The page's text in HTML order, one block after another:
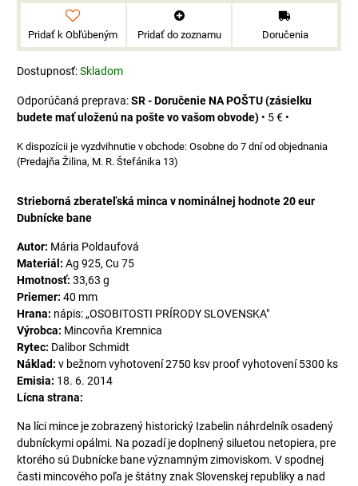
Pridať k Obľúbeným Pridať do zoznamu Doručenia
Dostupnosť:Skladom
SR - Doručenie NA POŠTU (zásielku
budete mať uloženú na pošte vo vašom obvode) • 5 € •
Osobne do 7 dní od objednania
(Predajňa Žilina, M. R. Štefánika 13)
Strieborná zberateľská minca v nominálnej hodnote 20 eur
Dubnícke bane
Autor: Mária Poldaufová
Materiál: Ag 925, Cu 75
Hmotnosť: 33,63 g
Priemer: 40 mm
Hrana: nápis: „OSOBITOSTI PRÍRODY SLOVENSKA"
Výrobca: Mincovňa Kremnica
Rytec: Dalibor Schmidt
Náklad: v bežnom vyhotovení 2750 ksv proof vyhotovení 5300 ks
Emisia: 18. 6. 2014
Lícna strana:
Na líci mince je zobrazený historický Izabelin náhrdelník osadený
dubníckymi opálmi. Na pozadí je doplnený siluetou netopiera, pre
ktorého sú Dubnícke bane významným zimoviskom. V spodnej
časti mincového poľa je štátny znak Slovenskej republiky a nad